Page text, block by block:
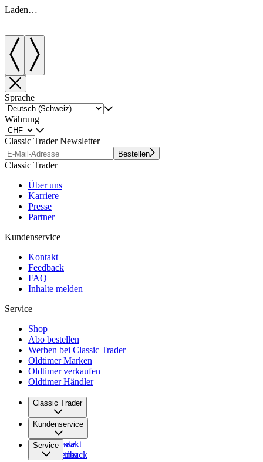
Laden…
Sprache
Währung
Classic Trader Newsletter
Bestellen
Classic Trader
Über uns
Karriere
Presse
Partner
Kundenservice
Kontakt
Feedback
FAQ
Inhalte melden
Service
Shop
Abo bestellen
Werben bei Classic Trader
Oldtimer Marken
Oldtimer verkaufen
Oldtimer Händler
Classic Trader
Über uns
Karriere
Presse
Partner
Kundenservice
Kontakt
Feedback
Service